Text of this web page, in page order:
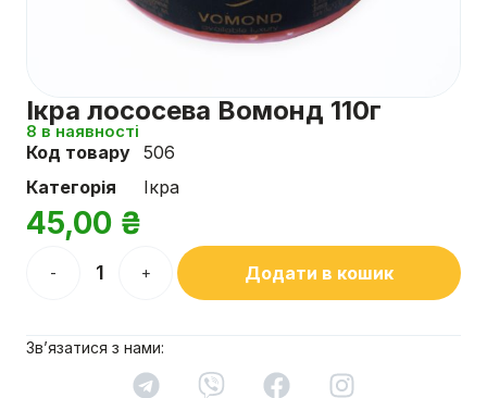
Ікра лососева Вомонд 110г
8 в наявності
Код товару 506
Категорія
Ікра
45,00 ₴
- + Додати в кошик
Зв’язатися з нами: